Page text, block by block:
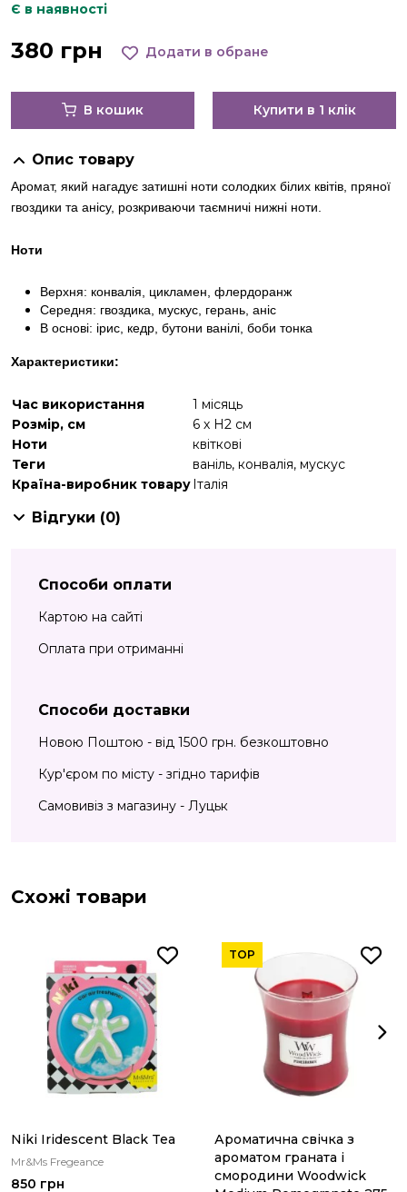
Є в наявності
380 грн
В кошик Купити в 1 клік
Додати в обране
Опис товару
Аромат, який нагадує затишні ноти солодких білих квітів, пряної
гвоздики та анісу, розкриваючи таємничі нижні ноти.
Ноти
Верхня: конвалія, цикламен, флердоранж
Середня: гвоздика, мускус, герань, аніс
В основі: ірис, кедр, бутони ванілі, боби тонка
Характеристики:
Час використання
1 місяць
Розмір, см
6 х Н2 см
Ноти
квіткові
Теги
ваніль, конвалія, мускус
Країна-виробник товаруІталія
Відгуки (0)
Способи оплати
Картою на сайті
Оплата при отриманні
Способи доставки
Новою Поштою - від 1500 грн. безкоштовно
Кур'єром по місту - згідно тарифів
Самовивіз з магазину - Луцьк
Схожі товари
Niki Iridescent Black Tea
Mr&Ms Fregeance
850 грн
TOP
Ароматична свічка з
ароматом граната і
смородини Woodwick